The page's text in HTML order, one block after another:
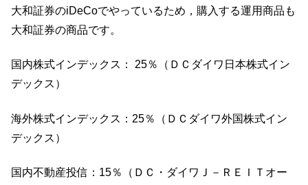
大和証券のiDeCoでやっているため，購入する運用商品も
大和証券の商品です。
国内株式インデックス： 25％（ＤＣダイワ日本株式イン
デックス）
海外株式インデックス：25％（ＤＣダイワ外国株式イン
デックス）
国内不動産投信：15％（ＤＣ・ダイワＪ－ＲＥＩＴオー